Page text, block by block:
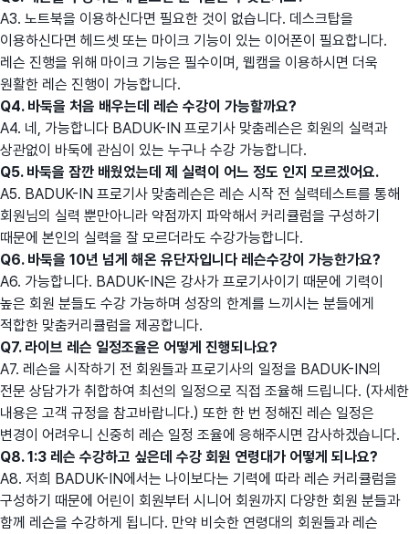
A3. 노트북을 이용하신다면 필요한 것이 없습니다. 데스크탑을
이용하신다면 헤드셋 또는 마이크 기능이 있는 이어폰이 필요합니다.
레슨 진행을 위해 마이크 기능은 필수이며, 웹캠을 이용하시면 더욱
원활한 레슨 진행이 가능합니다.
Q4. 바둑을 처음 배우는데 레슨 수강이 가능할까요?
A4. 네, 가능합니다 BADUK-IN 프로기사 맞춤레슨은 회원의 실력과
상관없이 바둑에 관심이 있는 누구나 수강 가능합니다.
Q5. 바둑을 잠깐 배웠었는데 제 실력이 어느 정도 인지 모르겠어요.
A5. BADUK-IN 프로기사 맞춤레슨은 레슨 시작 전 실력테스트를 통해
회원님의 실력 뿐만아니라 약점까지 파악해서 커리큘럼을 구성하기
때문에 본인의 실력을 잘 모르더라도 수강가능합니다.
Q6. 바둑을 10년 넘게 해온 유단자입니다 레슨수강이 가능한가요?
A6. 가능합니다. BADUK-IN은 강사가 프로기사이기 때문에 기력이
높은 회원 분들도 수강 가능하며 성장의 한계를 느끼시는 분들에게
적합한 맞춤커리큘럼을 제공합니다.
Q7. 라이브 레슨 일정조율은 어떻게 진행되나요?
A7. 레슨을 시작하기 전 회원들과 프로기사의 일정을 BADUK-IN의
전문 상담가가 취합하여 최선의 일정으로 직접 조율해 드립니다. (자세한
내용은 고객 규정을 참고바랍니다.) 또한 한 번 정해진 레슨 일정은
변경이 어려우니 신중히 레슨 일정 조율에 응해주시면 감사하겠습니다.
Q8. 1:3 레슨 수강하고 싶은데 수강 회원 연령대가 어떻게 되나요?
A8. 저희 BADUK-IN에서는 나이보다는 기력에 따라 레슨 커리큘럼을
구성하기 때문에 어린이 회원부터 시니어 회원까지 다양한 회원 분들과
함께 레슨을 수강하게 됩니다. 만약 비슷한 연령대의 회원들과 레슨